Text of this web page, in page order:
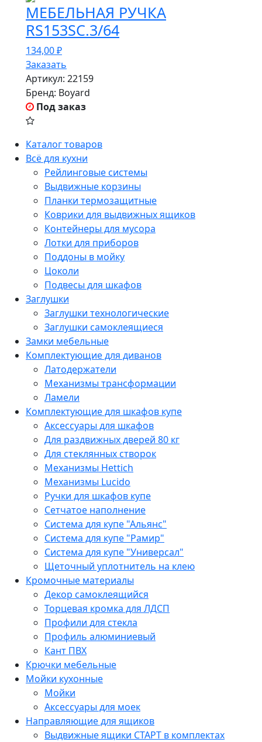
Каталог товаров
Всё для кухни
Рейлинговые системы
Выдвижные корзины
Планки термозащитные
Коврики для выдвижных ящиков
Контейнеры для мусора
Лотки для приборов
Поддоны в мойку
Цоколи
Подвесы для шкафов
Заглушки
Заглушки технологические
Заглушки самоклеящиеся
Замки мебельные
Комплектующие для диванов
Латодержатели
Механизмы трансформации
Ламели
Комплектующие для шкафов купе
Аксессуары для шкафов
Для раздвижных дверей 80 кг
Для стеклянных створок
Механизмы Hettich
Механизмы Lucido
Ручки для шкафов купе
Сетчатое наполнение
Система для купе "Альянс"
Система для купе "Рамир"
Система для купе "Универсал"
Щеточный уплотнитель на клею
Кромочные материалы
Декор самоклеящийся
Торцевая кромка для ЛДСП
Профили для стекла
Профиль алюминиевый
Кант ПВХ
Крючки мебельные
Мойки кухонные
Мойки
Аксессуары для моек
Направляющие для ящиков
Выдвижные ящики СТАРТ в комплектах
МЕБЕЛЬНАЯ РУЧКА
RS153SC.3/64
134,00₽
Заказать
Артикул: 22159
Бренд: Boyard
Под заказ